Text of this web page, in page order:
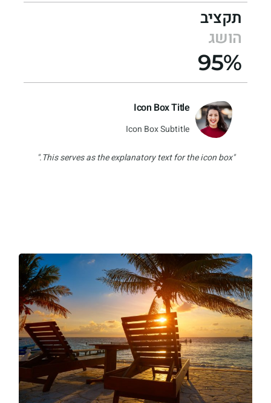
תקציב
הושג
95%
Icon Box Title
Icon Box Subtitle
"This serves as the explanatory text for the icon box."